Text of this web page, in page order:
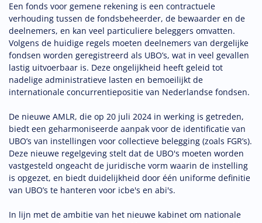
Een fonds voor gemene rekening is een contractuele
verhouding tussen de fondsbeheerder, de bewaarder en de
deelnemers, en kan veel particuliere beleggers omvatten.
Volgens de huidige regels moeten deelnemers van dergelijke
fondsen worden geregistreerd als UBO’s, wat in veel gevallen
lastig uitvoerbaar is. Deze ongelijkheid heeft geleid tot
nadelige administratieve lasten en bemoeilijkt de
internationale concurrentiepositie van Nederlandse fondsen.
De nieuwe AMLR, die op 20 juli 2024 in werking is getreden,
biedt een geharmoniseerde aanpak voor de identificatie van
UBO’s van instellingen voor collectieve belegging (zoals FGR’s).
Deze nieuwe regelgeving stelt dat de UBO's moeten worden
vastgesteld ongeacht de juridische vorm waarin de instelling
is opgezet, en biedt duidelijkheid door één uniforme definitie
van UBO’s te hanteren voor icbe's en abi's.
In lijn met de ambitie van het nieuwe kabinet om nationale